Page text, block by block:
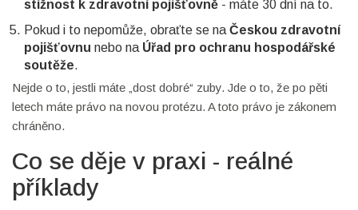
stížnost k zdravotní pojišťovně - máte 30 dní na to.
Pokud i to nepomůže, obraťte se na Českou zdravotní
pojišťovnu nebo na Úřad pro ochranu hospodářské
soutěže.
Nejde o to, jestli máte „dost dobré“ zuby. Jde o to, že po pěti
letech máte právo na novou protézu. A toto právo je zákonem
chráněno.
Co se děje v praxi - reálné
příklady